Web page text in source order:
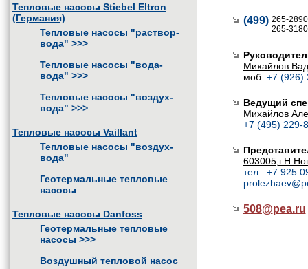
Тепловые насосы Stiebel Eltron
(Германия)
Тепловые насосы "раствор-
вода" >>>
Тепловые насосы "вода-
вода" >>>
Тепловые насосы "воздух-
вода" >>>
Тепловые насосы Vaillant
Тепловые насосы "воздух-
вода"
Геотермальные тепловые
насосы
Тепловые насосы Danfoss
Геотермальные тепловые
насосы >>>
Воздушный тепловой насос
(499) 265-2890
265-
Михайлов
моб. +7 (926)
Ведущий
Михайлов
+7 (495) 229-
тел.: +7 925
508@pea.ru